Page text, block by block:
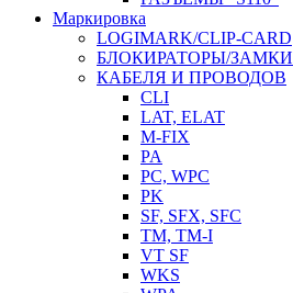
Маркировка
LOGIMARK/CLIP-CARD
БЛОКИРАТОРЫ/ЗАМКИ
КАБЕЛЯ И ПРОВОДОВ
CLI
LAT, ELAT
M-FIX
PA
PC, WРС
PK
SF, SFX, SFC
TM, TM-I
VT SF
WKS